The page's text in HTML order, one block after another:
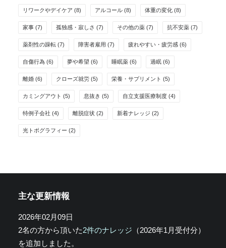
リワークやデイケア (8) アルコール (8) 体重の変化 (8)
家事 (7) 孤独感・寂しさ (7) その他の薬 (7) 抗不安薬 (7)
薬剤性の躁転 (7) 障害者雇用 (7) 疲れやすい・疲労感 (6)
自傷行為 (6) 夢や希望 (6) 睡眠薬 (6) 過眠 (6)
離婚 (6) クローズ就労 (5) 栄養・サプリメント (5)
カミングアウト (5) 息抜き (5) 自立支援医療制度 (4)
特例子会社 (4) 離脱症状 (2) 新着ナレッジ (2)
光トポグラフィー (2)
主な更新情報
2026年02月09日
2名の方から頂いた2件のナレッジ （2026年1月受付分）
を追加しました。